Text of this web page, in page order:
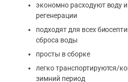
экономно расходуют воду
регенерации
подходят для всех
сброса воды
просты в сборке
легко транспортируются/
зимний период